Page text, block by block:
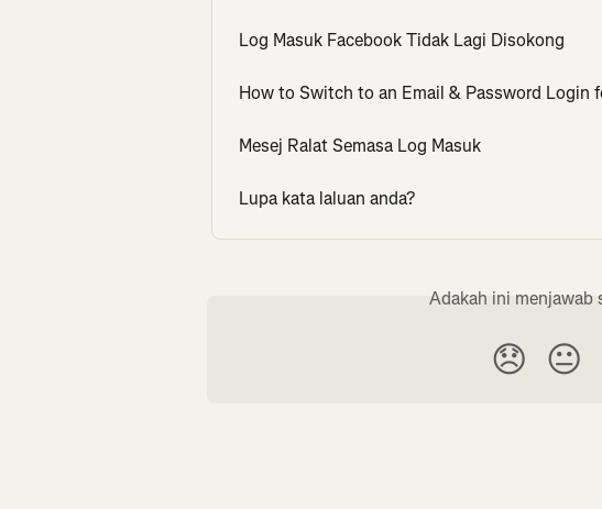
Log Masuk Facebook Tidak Lagi Disokong
How to Switch to an Email & Password Login
Mesej Ralat Semasa Log Masuk
Lupa kata laluan anda?
Adakah ini menjawab
😞 😐